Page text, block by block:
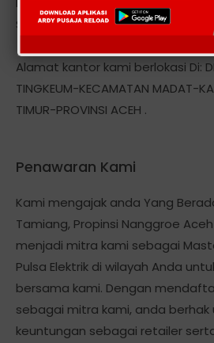
Smart, Axis, Three StarOne, Hepi
Alamat kantor kami berlokasi Di:
TINGKEUM-KECAMATAN MADAT-
TIMUR-PROVINSI ACEH .
Penawaran Kami
Kami mengajak anda Yang
Tamiang, Propinsi Nanggroe
menjadi mitra kami sebagai
Pulsa Elektrik di wilayah Anda
bersama kami. Dengan
sebagai mitra kami, anda
keuntungan sebagai retailer